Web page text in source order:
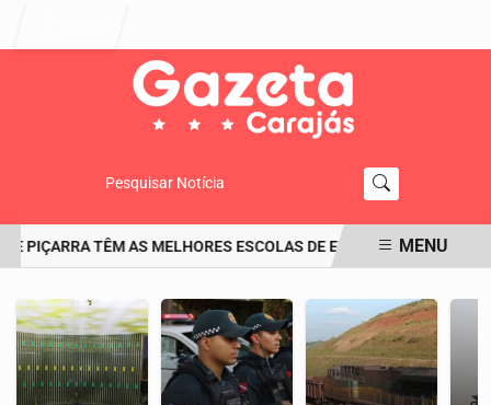
Pesquisar Notícia
PIÇARRA TÊM AS MELHORES ESCOLAS DE ENSINO FUNDAMENTAL
MENU